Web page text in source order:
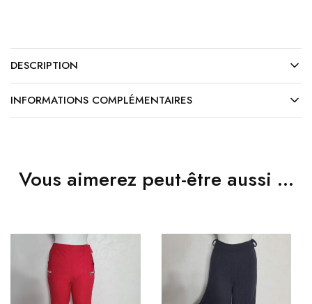
DESCRIPTION
INFORMATIONS COMPLÉMENTAIRES
Vous aimerez peut-être aussi …